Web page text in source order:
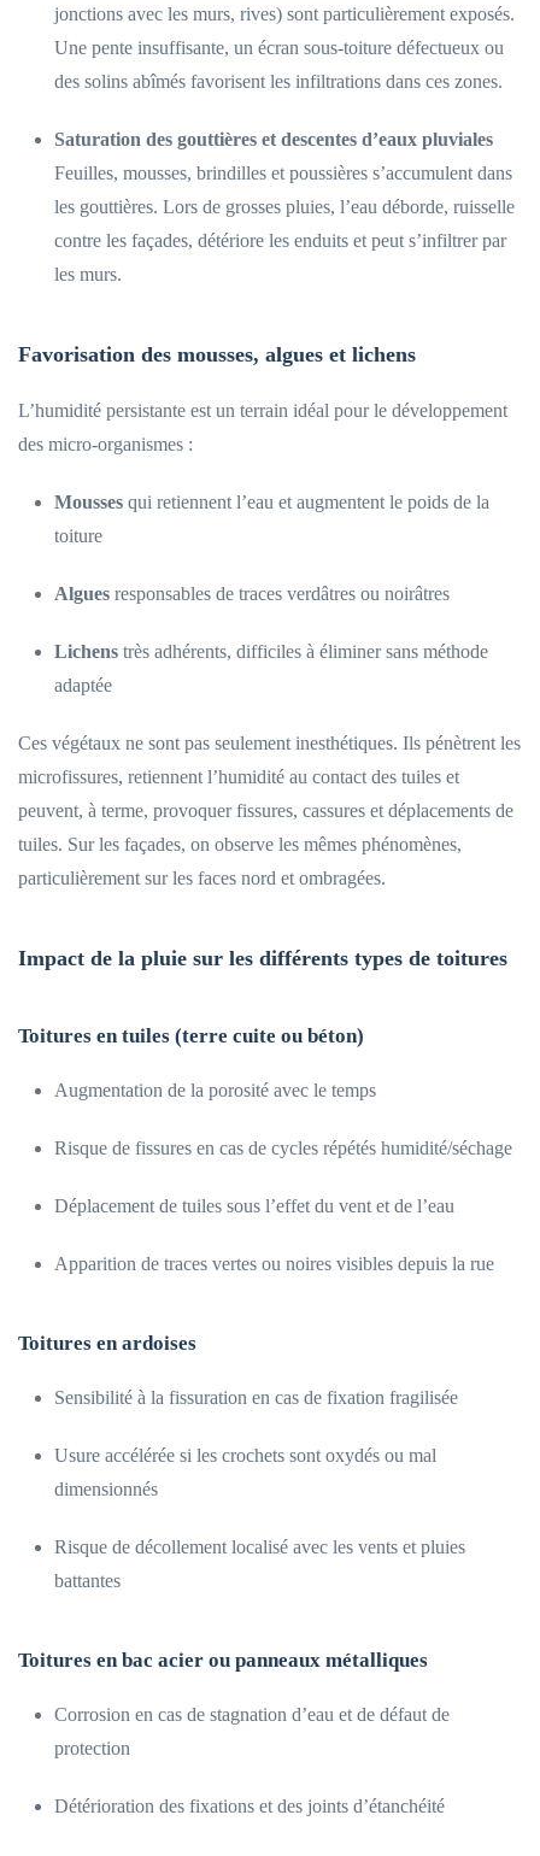
jonctions avec les murs, rives) sont particulièrement exposés.
Une pente insuffisante, un écran sous-toiture défectueux ou
des solins abîmés favorisent les infiltrations dans ces zones.
Saturation des gouttières et descentes d’eaux pluviales
Feuilles, mousses, brindilles et poussières s’accumulent dans
les gouttières. Lors de grosses pluies, l’eau déborde, ruisselle
contre les façades, détériore les enduits et peut s’infiltrer par
les murs.
Favorisation des mousses, algues et lichens
L’humidité persistante est un terrain idéal pour le développement
des micro-organismes :
Mousses qui retiennent l’eau et augmentent le poids de la
toiture
Algues responsables de traces verdâtres ou noirâtres
Lichens très adhérents, difficiles à éliminer sans méthode
adaptée
Ces végétaux ne sont pas seulement inesthétiques. Ils pénètrent les
microfissures, retiennent l’humidité au contact des tuiles et
peuvent, à terme, provoquer fissures, cassures et déplacements de
tuiles. Sur les façades, on observe les mêmes phénomènes,
particulièrement sur les faces nord et ombragées.
Impact de la pluie sur les différents types de toitures
Toitures en tuiles (terre cuite ou béton)
Augmentation de la porosité avec le temps
Risque de fissures en cas de cycles répétés humidité/séchage
Déplacement de tuiles sous l’effet du vent et de l’eau
Apparition de traces vertes ou noires visibles depuis la rue
Toitures en ardoises
Sensibilité à la fissuration en cas de fixation fragilisée
Usure accélérée si les crochets sont oxydés ou mal
dimensionnés
Risque de décollement localisé avec les vents et pluies
battantes
Toitures en bac acier ou panneaux métalliques
Corrosion en cas de stagnation d’eau et de défaut de
protection
Détérioration des fixations et des joints d’étanchéité